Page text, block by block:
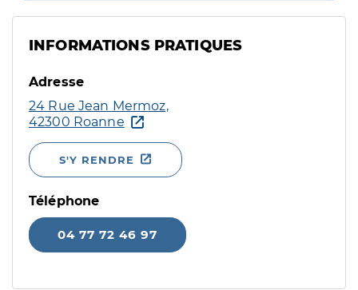
INFORMATIONS PRATIQUES
Adresse
24 Rue Jean Mermoz,
42300 Roanne
S'Y RENDRE
Téléphone
04 77 72 46 97